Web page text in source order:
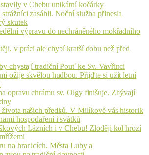
v Chebu unikátní kočárky
zasáhli. Noční služba přinesla
skutek
výpravu do nechráněného mokřadního
v práci ale chybí kratší dobu než před
chystají tradiční Pouť ke Sv. Vavřinci
ožije skvělou hudbou. Přijďte si užít letní
opravu chrámu sv. Olgy finišuje. Zbývají
života našich předků. V Milíkově vás historik
hospodaření i svátků
Lázních i v Chebu! Zloději kol hrozí
na hranicích. Města Luby a